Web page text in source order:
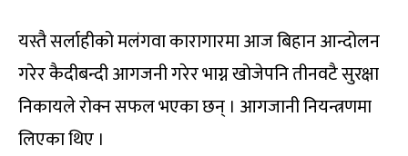
यस्तै सर्लाहीको मलंगवा कारागारमा आज बिहान आन्दोलन
गरेर कैदीबन्दी आगजनी गरेर भाग्न खोजेपनि तीनवटै सुरक्षा
निकायले रोक्न सफल भएका छन् । आगजानी नियन्त्रणमा
लिएका थिए ।